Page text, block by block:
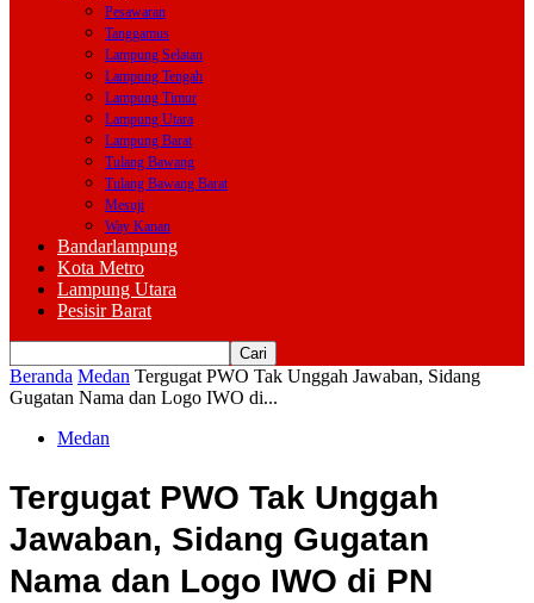
Pesawaran
Tanggamus
Lampung Selatan
Lampung Tengah
Lampung Timur
Lampung Utara
Lampung Barat
Tulang Bawang
Tulang Bawang Barat
Mesuji
Way Kanan
Bandarlampung
Kota Metro
Lampung Utara
Pesisir Barat
Beranda Medan Tergugat PWO Tak Unggah Jawaban, Sidang
Gugatan Nama dan Logo IWO di...
Medan
Tergugat PWO Tak Unggah
Jawaban, Sidang Gugatan
Nama dan Logo IWO di PN